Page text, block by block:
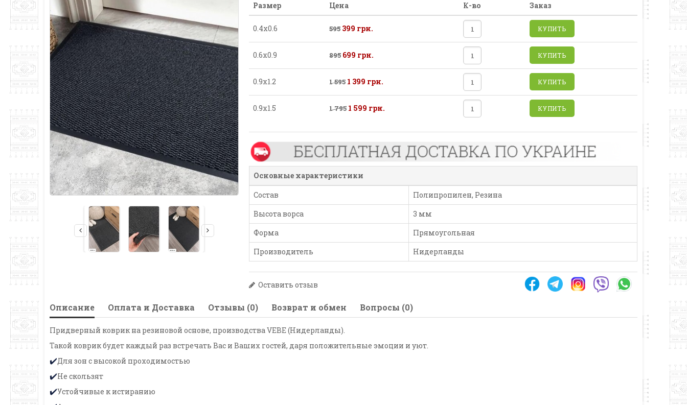
Размер Цена К-во Заказ
0.4х0.6 595 399 грн. КУПИТЬ
0.6х0.9 895 699 грн. КУПИТЬ
0.9х1.2 1 595 1 399 грн. КУПИТЬ
0.9х1.5 1 795 1 599 грн. КУПИТЬ
Основные характеристики
Состав
Полипропилен, Резина
Высота ворса
3 мм
Форма
Прямоугольная
Производитель
Нидерланды
Оставить отзыв
Описание Оплата и Доставка Отзывы (0) Возврат и обмен Вопросы (0)
Придверный коврик на резиновой основе, производства VEBE (Нидерланды).
Такой коврик будет каждый раз встречать Вас и Ваших гостей, даря положительные эмоции и уют.
✔️Для зон с высокой проходимостью
✔️Не скользят
✔️Устойчивые к истиранию